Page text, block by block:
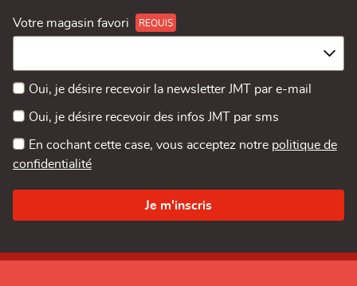
Votre magasin favori
Oui, je désire recevoir la newsletter JMT par e-mail
Oui, je désire recevoir des infos JMT par sms
En cochant cette case, vous acceptez notre politique de
confidentialité